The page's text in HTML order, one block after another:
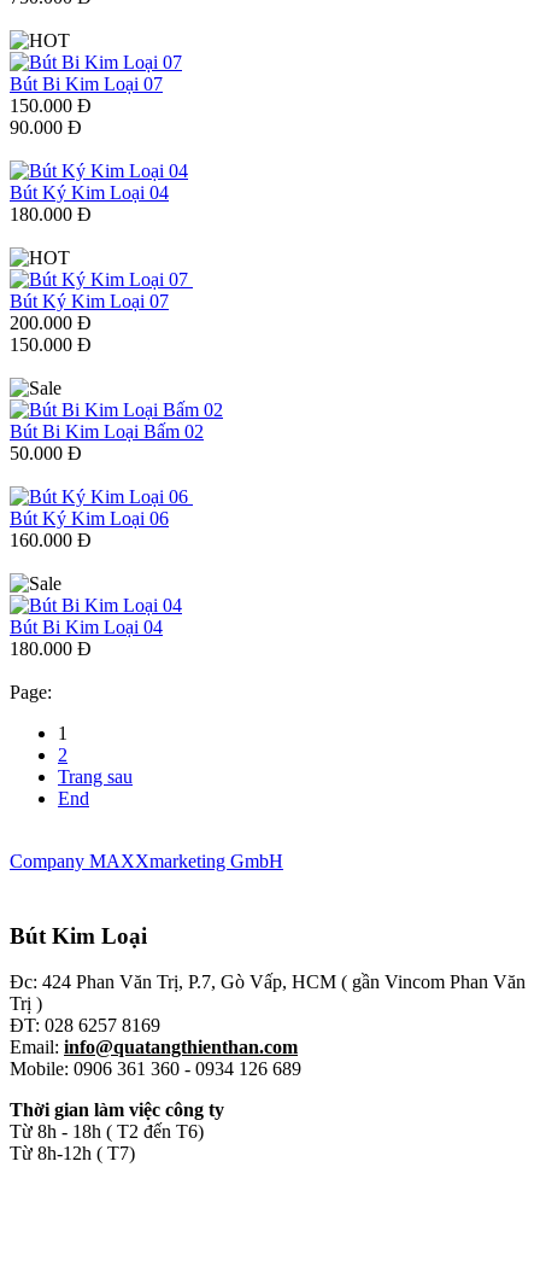
Bút Bi Kim Loại 07
150.000 Đ
90.000 Đ
Bút Ký Kim Loại 04
180.000 Đ
Bút Ký Kim Loại 07
200.000 Đ
150.000 Đ
Bút Bi Kim Loại Bấm 02
50.000 Đ
Bút Ký Kim Loại 06
160.000 Đ
Bút Bi Kim Loại 04
180.000 Đ
Page:
1
2
Trang sau
End
Company MAXXmarketing GmbH
Bút Kim Loại
Đc: 424 Phan Văn Trị, P.7, Gò Vấp, HCM ( gần Vincom Phan Văn
Trị )
ĐT: 028 6257 8169
Email: info@quatangthienthan.com
Mobile: 0906 361 360 - 0934 126 689
Thời gian làm việc công ty
Từ 8h - 18h ( T2 đến T6)
Từ 8h-12h ( T7)